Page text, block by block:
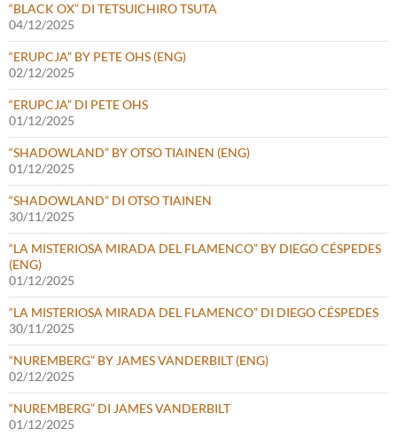
“BLACK OX” DI TETSUICHIRO TSUTA
04/12/2025
“ERUPCJA” BY PETE OHS (ENG)
02/12/2025
“ERUPCJA” DI PETE OHS
01/12/2025
“SHADOWLAND” BY OTSO TIAINEN (ENG)
01/12/2025
“SHADOWLAND” DI OTSO TIAINEN
30/11/2025
“LA MISTERIOSA MIRADA DEL FLAMENCO” BY DIEGO CÉSPEDES
(ENG)
01/12/2025
“LA MISTERIOSA MIRADA DEL FLAMENCO” DI DIEGO CÉSPEDES
30/11/2025
“NUREMBERG” BY JAMES VANDERBILT (ENG)
02/12/2025
“NUREMBERG” DI JAMES VANDERBILT
01/12/2025